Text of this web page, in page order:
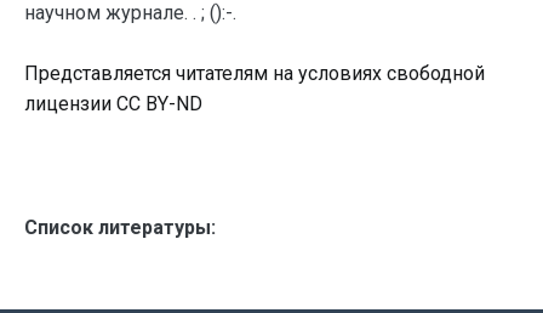
научном журнале. . ; ():-.
Представляется читателям на условиях свободной
лицензии CC BY-ND
Список литературы: